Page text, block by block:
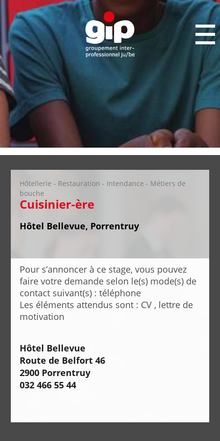
Hôtellerie - Restauration - Intendance - Métiers de
bouche
Cuisinier-ère
Hôtel Bellevue, Porrentruy
Pour s’annoncer à ce stage, vous pouvez
faire votre demande selon le(s) mode(s) de
contact suivant(s) : téléphone
Les éléments attendus sont : CV , lettre de
motivation
Hôtel Bellevue
Route de Belfort 46
2900 Porrentruy
032 466 55 44